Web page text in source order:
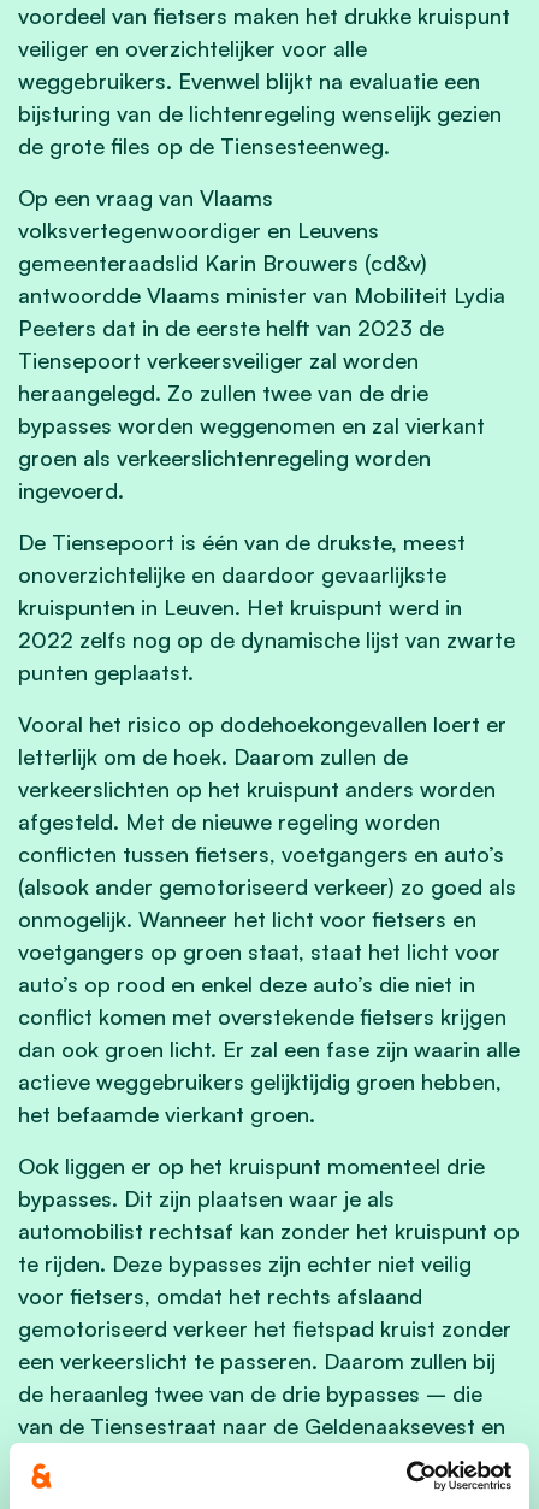
voordeel van fietsers maken het drukke kruispunt
veiliger en overzichtelijker voor alle
weggebruikers. Evenwel blijkt na evaluatie een
bijsturing van de lichtenregeling wenselijk gezien
de grote files op de Tiensesteenweg.
Op een vraag van Vlaams
volksvertegenwoordiger en Leuvens
gemeenteraadslid Karin Brouwers (cd&v)
antwoordde Vlaams minister van Mobiliteit Lydia
Peeters dat in de eerste helft van 2023 de
Tiensepoort verkeersveiliger zal worden
heraangelegd. Zo zullen twee van de drie
bypasses worden weggenomen en zal vierkant
groen als verkeerslichtenregeling worden
ingevoerd.
De Tiensepoort is één van de drukste, meest
onoverzichtelijke en daardoor gevaarlijkste
kruispunten in Leuven. Het kruispunt werd in
2022 zelfs nog op de dynamische lijst van zwarte
punten geplaatst.
Vooral het risico op dodehoekongevallen loert er
letterlijk om de hoek. Daarom zullen de
verkeerslichten op het kruispunt anders worden
afgesteld. Met de nieuwe regeling worden
conflicten tussen fietsers, voetgangers en auto’s
(alsook ander gemotoriseerd verkeer) zo goed als
onmogelijk. Wanneer het licht voor fietsers en
voetgangers op groen staat, staat het licht voor
auto’s op rood en enkel deze auto’s die niet in
conflict komen met overstekende fietsers krijgen
dan ook groen licht. Er zal een fase zijn waarin alle
actieve weggebruikers gelijktijdig groen hebben,
het befaamde vierkant groen.
Ook liggen er op het kruispunt momenteel drie
bypasses. Dit zijn plaatsen waar je als
automobilist rechtsaf kan zonder het kruispunt op
te rijden. Deze bypasses zijn echter niet veilig
voor fietsers, omdat het rechts afslaand
gemotoriseerd verkeer het fietspad kruist zonder
een verkeerslicht te passeren. Daarom zullen bij
de heraanleg twee van de drie bypasses – die
van de Tiensestraat naar de Geldenaaksevest en
van de Geldenaaksevest naar de Tiensesteenweg
– worden afgesloten. Enkel de bypass van de